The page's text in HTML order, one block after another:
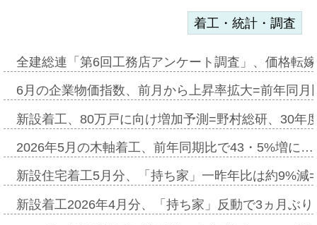
着工・統計・調査
全建総連「第6回工務店アンケート調査」、価格転
6月の企業物価指数、前月から上昇率拡大=前年同
新設着工、80万戸に向け増加予測=野村総研、30年
2026年5月の木軸着工、前年同期比で43・5%増に…
新設住宅着工5月分、「持ち家」一昨年比は約9%
新設着工2026年4月分、「持ち家」反動で3ヵ月ぶ